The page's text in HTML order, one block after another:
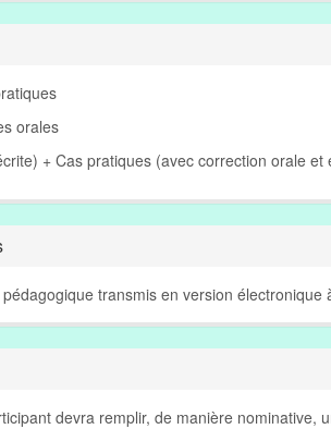
orales
+ Cas pratiques (avec correction orale et
transmis en version électronique
devra remplir, de manière nominative,